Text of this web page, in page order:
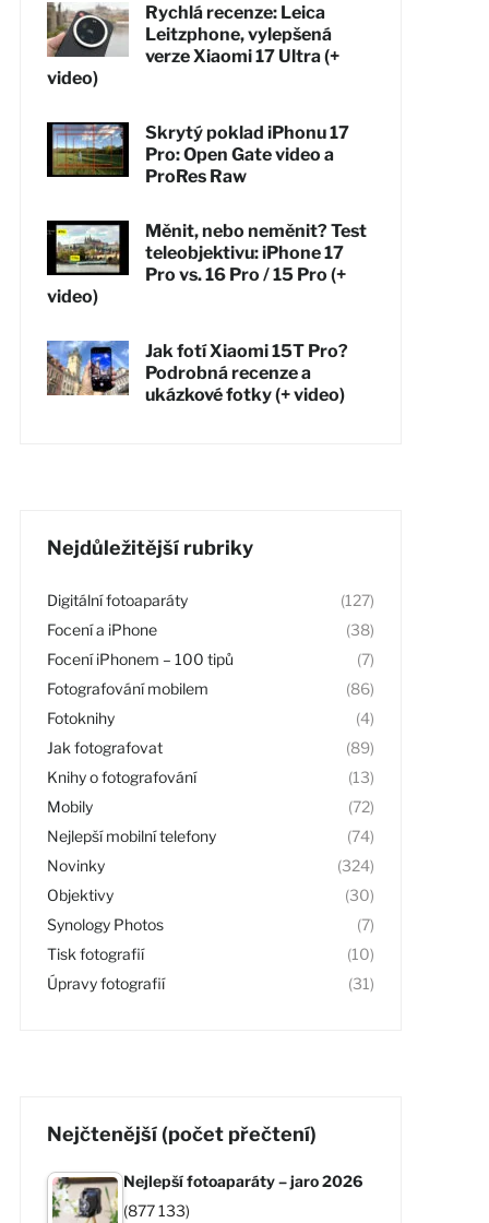
Rychlá recenze: Leica
Leitzphone, vylepšená
verze Xiaomi 17 Ultra (+
video)
Skrytý poklad iPhonu 17
Pro: Open Gate video a
ProRes Raw
Měnit, nebo neměnit? Test
teleobjektivu: iPhone 17
Pro vs. 16 Pro / 15 Pro (+
video)
Jak fotí Xiaomi 15T Pro?
Podrobná recenze a
ukázkové fotky (+ video)
Nejdůležitější rubriky
Digitální fotoaparáty
(127)
Focení a iPhone
(38)
Focení iPhonem – 100 tipů
(7)
Fotografování mobilem
(86)
Fotoknihy
(4)
Jak fotografovat
(89)
Knihy o fotografování
(13)
Mobily
(72)
Nejlepší mobilní telefony
(74)
Novinky
(324)
Objektivy
(30)
Synology Photos
(7)
Tisk fotografií
(10)
Úpravy fotografií
(31)
Nejčtenější (počet přečtení)
Nejlepší fotoaparáty – jaro 2026
(877 133)